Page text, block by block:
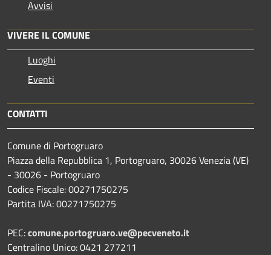
Avvisi
VIVERE IL COMUNE
Luoghi
Eventi
CONTATTI
Comune di Portogruaro
Piazza della Repubblica 1, Portogruaro, 30026 Venezia (VE)
- 30026 - Portogruaro
Codice Fiscale: 00271750275
Partita IVA: 00271750275
PEC:comune.portogruaro.ve@pecveneto.it
Centralino Unico: 0421 277211